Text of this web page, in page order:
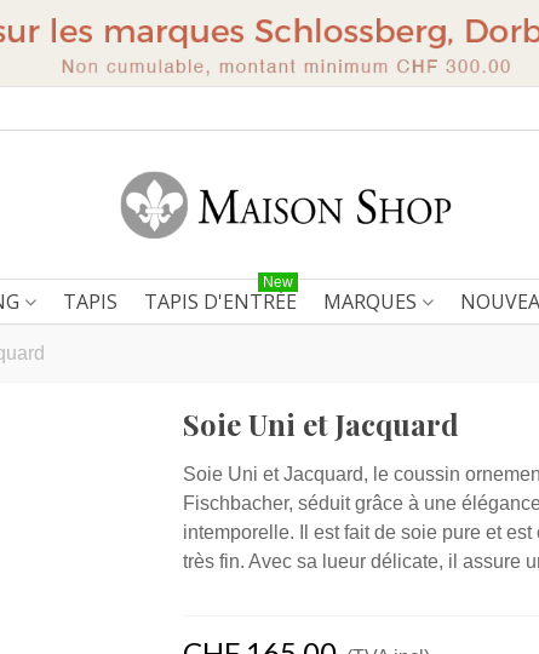
TAPIS TAPIS D'ENTRÉE
New
MARQUES
Soie Uni et Jacquard
Soie Uni et Jacquard, le coussin
Fischbacher, séduit grâce à une
intemporelle. Il est fait de soie pure et est
très fin. Avec sa lueur délicate, il assure